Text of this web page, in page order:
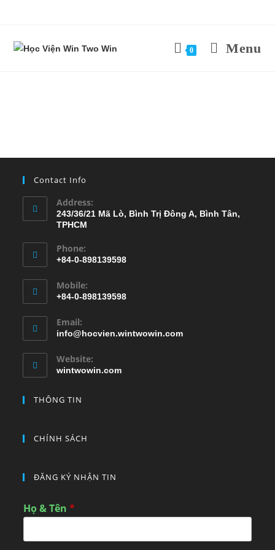
0 Menu
Contact Info
Address:
243/36/21 Mã Lò, Bình Trị Đông A, Bình Tân,
TPHCM
Phone:
+84-0-898139598
Mobile:
+84-0-898139598
Email:
info@hocvien.wintwowin.com
Website:
wintwowin.com
THÔNG TIN
CHÍNH SÁCH
ĐĂNG KÝ NHẬN TIN
Họ & Tên*